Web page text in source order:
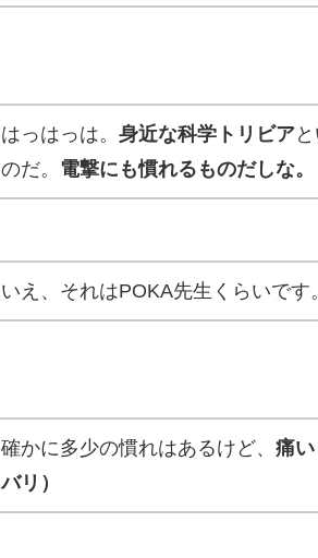
はっはっは。 身近な科学トリビア
のだ。 電撃にも慣れるものだしな。
いえ、それはPOKA先生くらいです。
確かに多少の慣れはあるけど、 痛
バリ）